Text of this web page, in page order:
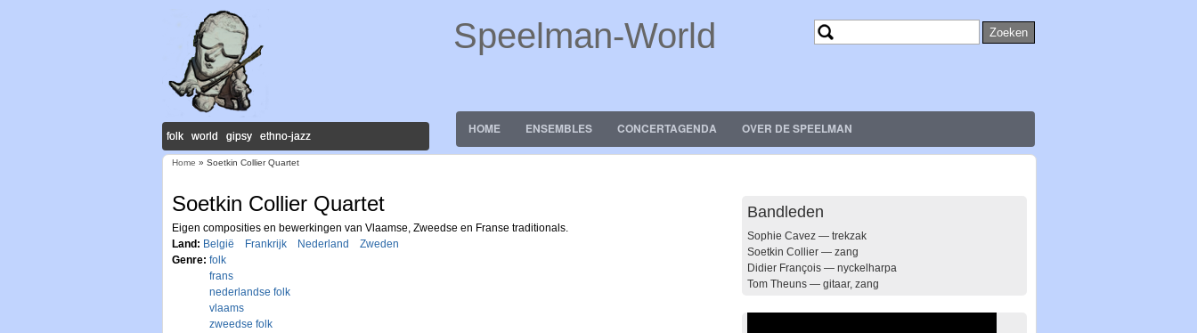
folk world gipsy ethno-jazz
Speelman-World Zoeken
HOME ENSEMBLES CONCERTAGENDA OVER DE SPEELMAN
Home » Soetkin Collier Quartet
Soetkin Collier Quartet
Eigen composities en bewerkingen van Vlaamse, Zweedse en Franse traditionals.
Land: België Frankrijk Nederland
Zweden
Genre: folk
frans
nederlandse folk
vlaams
zweedse folk
Bandleden
Sophie Cavez — trekzak
Soetkin Collier — zang
Didier François — nyckelharpa
Tom Theuns — gitaar, zang